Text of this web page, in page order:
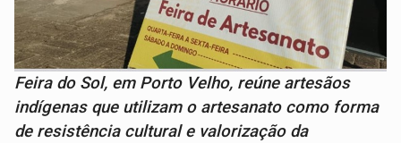
Feira do Sol, em Porto Velho, reúne artesãos
indígenas que utilizam o artesanato como forma
de resistência cultural e valorização da